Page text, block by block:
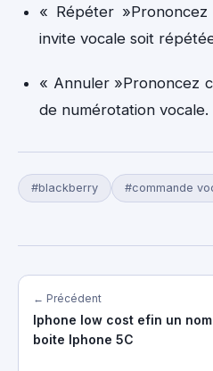
« Répéter
invite vocale soit
« Annuler »Prononcez
de numérotation vocale.
#blackberry #commande
← Précédent
Iphone low cost efin un
boite Iphone 5C